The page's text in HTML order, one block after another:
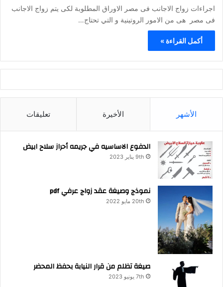
اجراءات زواج الاجانب فى مصر الاوراق المطلوبة لكى يتم زواج الاجانب
فى مصر هى من الامور الروتينية و التي تحتاج…
أكمل القراءة »
الأشهر الأخيرة تعليقات
الدفوع الاساسيه في جريمه أحراز سلاح ابيض
9th يناير 2023
نموذج وصيغة عقد زواج عرفي pdf
20th مايو 2022
صيغة تظلم من قرار النيابة بحفظ المحضر
7th يونيو 2023